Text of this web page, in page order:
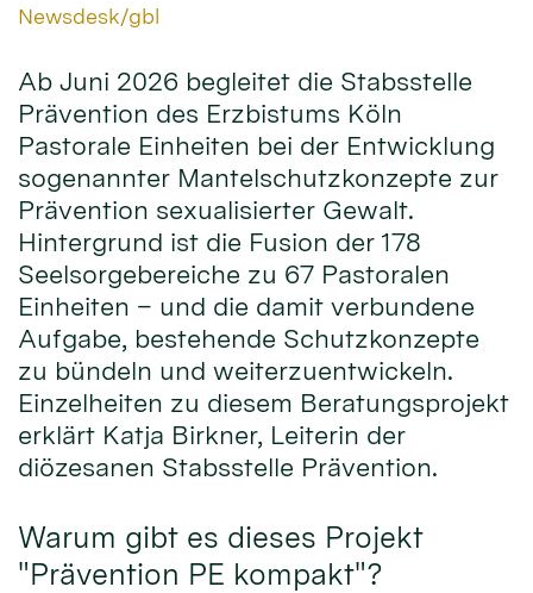
Von:
Newsdesk/gbl
Ab Juni 2026 begleitet die Stabsstelle
Prävention des Erzbistums Köln
Pastorale Einheiten bei der Entwicklung
sogenannter Mantelschutzkonzepte zur
Prävention sexualisierter Gewalt.
Hintergrund ist die Fusion der 178
Seelsorgebereiche zu 67 Pastoralen
Einheiten – und die damit verbundene
Aufgabe, bestehende Schutzkonzepte
zu bündeln und weiterzuentwickeln.
Einzelheiten zu diesem Beratungsprojekt
erklärt Katja Birkner, Leiterin der
diözesanen Stabsstelle Prävention.
Warum gibt es dieses Projekt
"Prävention PE kompakt"?